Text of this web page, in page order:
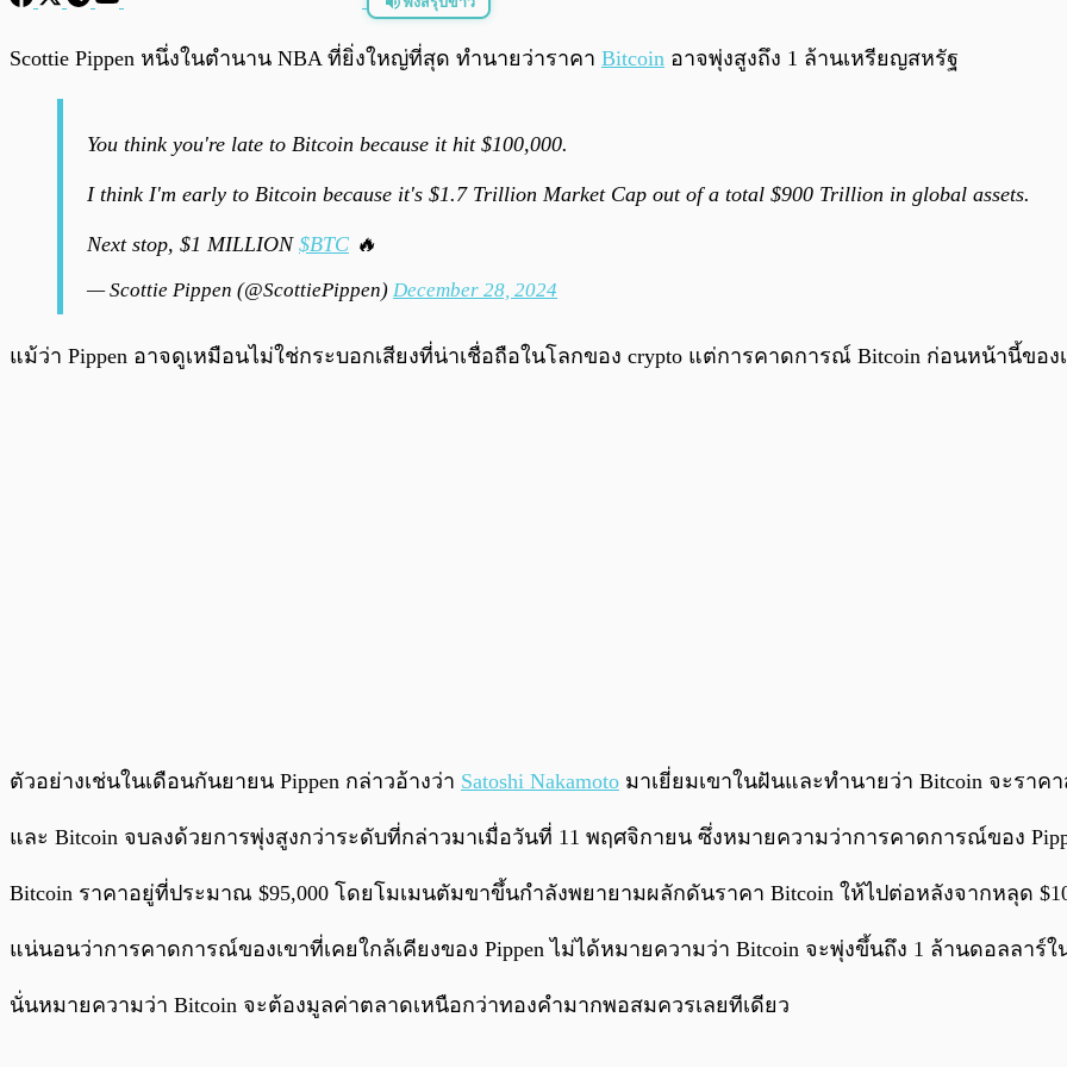
พร้อมเล่น
Scottie Pippen หนึ่งในตำนาน NBA ที่ยิ่งใหญ่ที่สุด ทำนายว่าราคา Bitcoin อาจพุ่งสูงถึง 1 ล้านเหรียญสหรัฐ
You think you're late to Bitcoin because it hit $100,000.
I think I'm early to Bitcoin because it's $1.7 Trillion Market Cap out of a total $900 Trillion in global assets.
Next stop, $1 MILLION $BTC 🔥
— Scottie Pippen (@ScottiePippen) December 28, 2024
แม้ว่า Pippen อาจดูเหมือนไม่ใช่กระบอกเสียงที่น่าเชื่อถือในโลกของ crypto แต่การคาดการณ์ Bitcoin ก่อนหน้านี้ขอ
ตัวอย่างเช่นในเดือนกันยายน Pippen กล่าวอ้างว่า Satoshi Nakamoto มาเยี่ยมเขาในฝันและทำนายว่า Bitcoin จะราค
และ Bitcoin จบลงด้วยการพุ่งสูงกว่าระดับที่กล่าวมาเมื่อวันที่ 11 พฤศจิกายน ซึ่งหมายความว่าการคาดการณ์ของ
Bitcoin ราคาอยู่ที่ประมาณ $95,000 โดยโมเมนตัมขาขึ้นกำลังพยายามผลักดันราคา Bitcoin ให้ไปต่อหลังจากหลุด
แน่นอนว่าการคาดการณ์ของเขาที่เคยใกล้เคียงของ Pippen ไม่ได้หมายความว่า Bitcoin จะพุ่งขึ้นถึง 1 ล้านดอลลา
นั่นหมายความว่า Bitcoin จะต้องมูลค่าตลาดเหนือกว่าทองคำมากพอสมควรเลยทีเดียว